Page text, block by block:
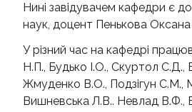
Нині завідувачем кафедри є
наук, доцент Пенькова Оксана
У різний час на кафедрі
Н.П., Будько І.О., Скуртол С.Д.,
Жмуденко В.О., Подзігун С.М.,
Вишневська Л.В.. Невлад В.Ф.,